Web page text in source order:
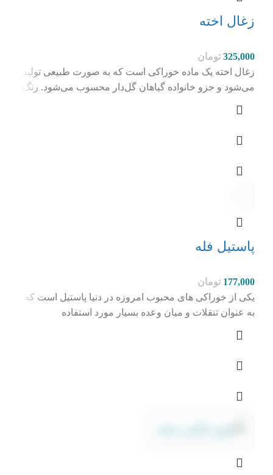
زغال اخته
325,000 تومان
زغال اخته یک ماده خوراکی است که به صورت طبیعی تولید
می‌شود و جزو خانواده گیاهان گل‌دار محسوب می‌شود. رنگ
پاستیل فله
177,000 تومان
یکی از خوراکی های محبوب امروزه در دنیا پاستیل است که
به عنوان تنقلات و میان وعده بسیار مورد استفاده